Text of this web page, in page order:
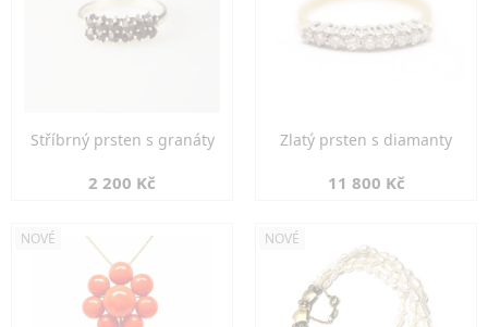
Stříbrný prsten s granáty
2 200 Kč
Zlatý prsten s diamanty
11 800 Kč
NOVÉ NOVÉ